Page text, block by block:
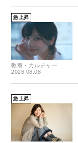
急上昇
教養・カルチャー
2026.08.08
急上昇